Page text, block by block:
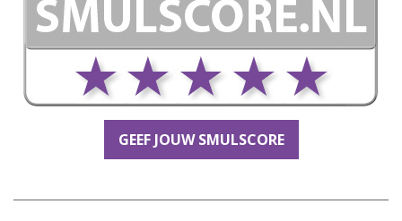
GEEF JOUW SMULSCORE